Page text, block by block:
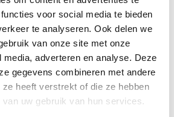
voor social media te bieden
te analyseren. Ook delen we
van onze site met onze
adverteren en analyse. Deze
gegevens combineren met andere
ze heeft verstrekt of die ze hebben
uw gebruik van hun services.